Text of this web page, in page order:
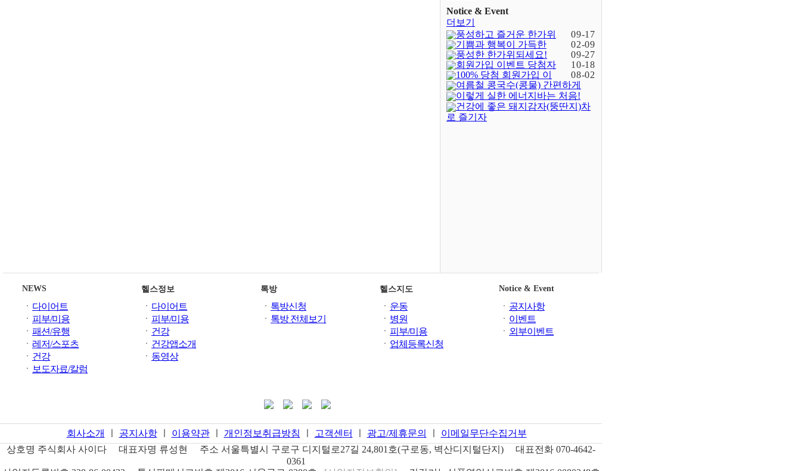
Notice & Event
더보기
풍성하고 즐거운 한가위
되세요! (-402)
09-17
기쁨과 행복이 가득한
새해되세요!
02-09
풍성한 한가위되세요!
09-27
회원가입 이벤트 당첨자
발표 (4)
10-18
100% 당첨 회원가입 이
벤트(종료) (23)
08-02
여름철 콩국수(콩물) 간편하게
이렇게 실한 에너지바는 처음!
건강에 좋은 돼지감자(뚱딴지)차
로 즐기자
NEWS
ㆍ 다이어트
ㆍ 피부/미용
ㆍ 패션/유행
ㆍ 레저/스포츠
ㆍ 건강
ㆍ 보도자료/칼럼
헬스정보
ㆍ 다이어트
ㆍ 피부/미용
ㆍ 건강
ㆍ 건강앱소개
ㆍ 동영상
톡방
ㆍ 톡방신청
ㆍ 톡방 전체보기
헬스지도
ㆍ 운동
ㆍ 병원
ㆍ 피부/미용
ㆍ 업체등록신청
Notice & Event
ㆍ 공지사항
ㆍ 이벤트
ㆍ 외부이벤트
회사소개 공지사항ㅣ 이용약관ㅣ 개인정보취급방침 고객센터 광고/제휴문의
이메일무단수집거부
상호명 주식회사 사이다 대표자명 류성현 주소 서울특별시 구로구 디지털로27길 24,801호(구로동, 벽산디지털단지) 대표전화 070-4642-
0361